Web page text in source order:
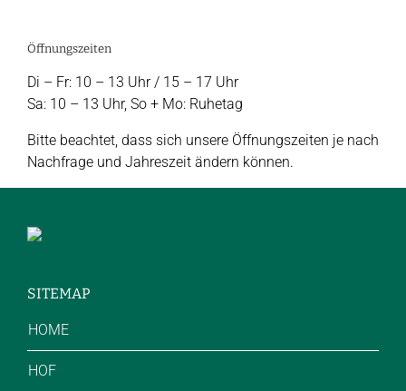
Öffnungszeiten
Di – Fr: 10 – 13 Uhr / 15 – 17 Uhr
Sa: 10 – 13 Uhr, So + Mo: Ruhetag
Bitte beachtet, dass sich unsere Öffnungszeiten je nach
Nachfrage und Jahreszeit ändern können.
SITEMAP
HOME
HOF